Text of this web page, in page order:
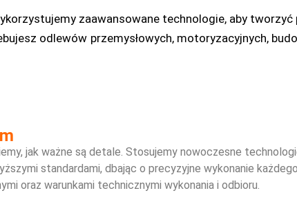
zaawansowane technologie, aby
odlewów przemysłowych, motoryzacyjnych,
jak ważne są detale. Stosujemy nowoczesne
standardami, dbając o precyzyjne wykonanie
oraz warunkami technicznymi wykonania i odbioru.